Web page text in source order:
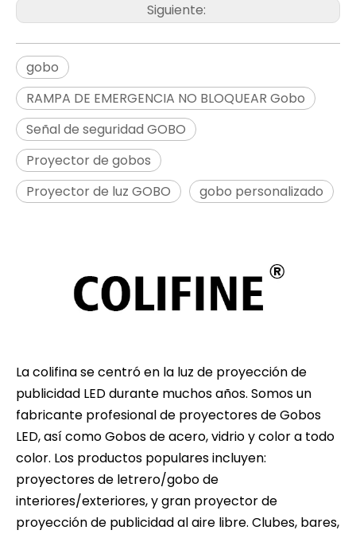
Siguiente:
gobo
RAMPA DE EMERGENCIA NO BLOQUEAR Gobo
Señal de seguridad GOBO
Proyector de gobos
Proyector de luz GOBO
gobo personalizado
La colifina se centró en la luz de proyección de
publicidad LED durante muchos años. Somos un
fabricante profesional de proyectores de Gobos
LED, así como Gobos de acero, vidrio y color a todo
color. Los productos populares incluyen:
proyectores de letrero/gobo de
interiores/exteriores, y gran proyector de
proyección de publicidad al aire libre. Clubes, bares,